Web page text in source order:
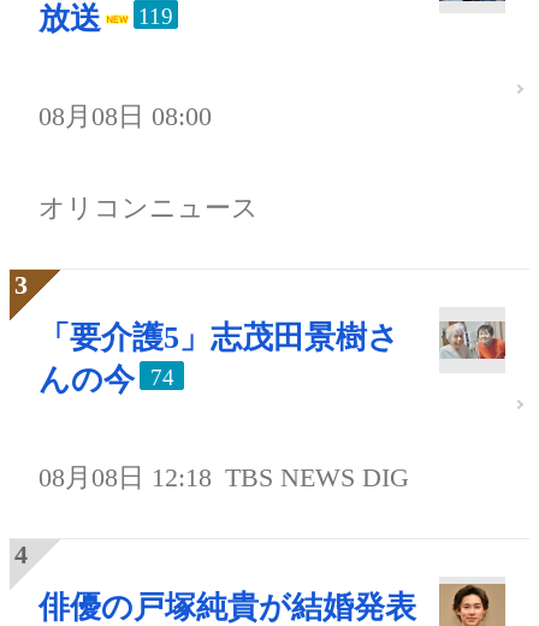
放送
119
08月08日 08:00
オリコンニュース
「要介護5」志茂田景樹さ
んの今
74
08月08日 12:18 TBS NEWS DIG
俳優の戸塚純貴が結婚発表